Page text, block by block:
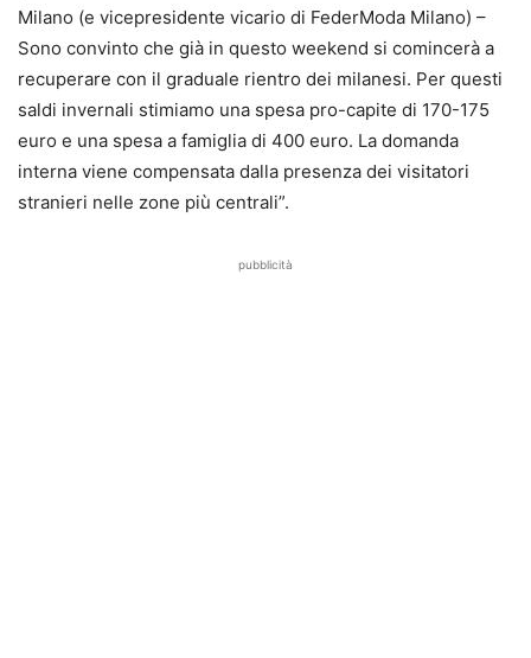
Milano (e vicepresidente vicario di FederModa Milano) –
Sono convinto che già in questo weekend si comincerà a
recuperare con il graduale rientro dei milanesi. Per questi
saldi invernali stimiamo una spesa pro-capite di 170-175
euro e una spesa a famiglia di 400 euro. La domanda
interna viene compensata dalla presenza dei visitatori
stranieri nelle zone più centrali”.
pubblicità